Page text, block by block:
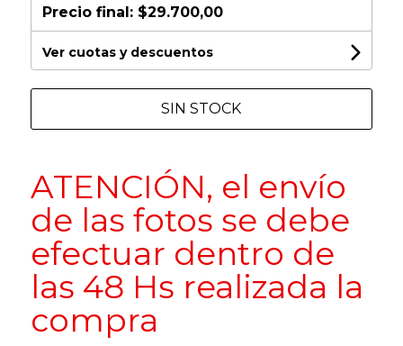
Precio final: $29.700,00
Ver cuotas y descuentos
SIN STOCK
ATENCIÓN, el envío
de las fotos se debe
efectuar dentro de
las 48 Hs realizada la
compra